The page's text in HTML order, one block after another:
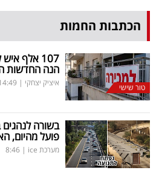
הכתבות החמות
טור שישי
107 אלף
הנה החדשות
איציק יצחקי |
בשורה
פועל מהיום,
מערכת ice |
8:46